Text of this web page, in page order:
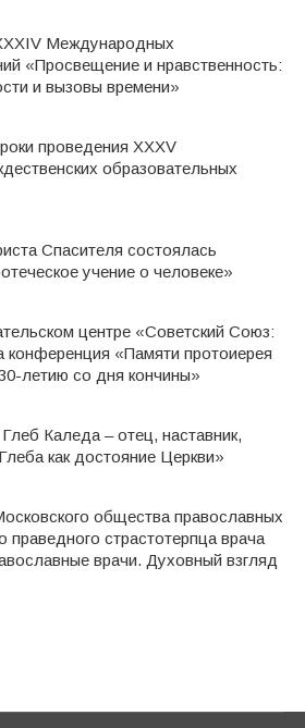
Международных
«Просвещение и нравственность:
и вызовы времени»
проведения XXXV
образовательных
Спасителя состоялась
учение о человеке»
центре «Советский Союз:
«Памяти протоиерея
летию со дня кончины»
Каледа – отец, наставник,
как достояние Церкви»
общества православных
праведного страстотерпца врача
врачи. Духовный взгляд